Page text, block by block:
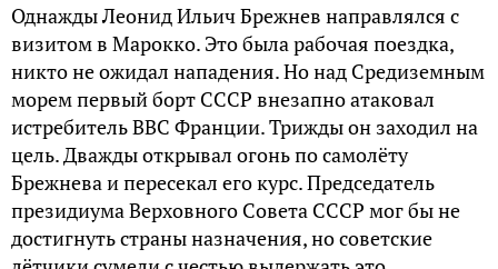
Однажды Леонид Ильич Брежнев направлялся с
визитом в Марокко. Это была рабочая поездка,
никто не ожидал нападения. Но над Средиземным
морем первый борт СССР внезапно атаковал
истребитель ВВС Франции. Трижды он заходил на
цель. Дважды открывал огонь по самолёту
Брежнева и пересекал его курс. Председатель
президиума Верховного Совета СССР мог бы не
достигнуть страны назначения, но советские